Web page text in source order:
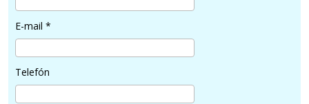
E-mail *
Telefón